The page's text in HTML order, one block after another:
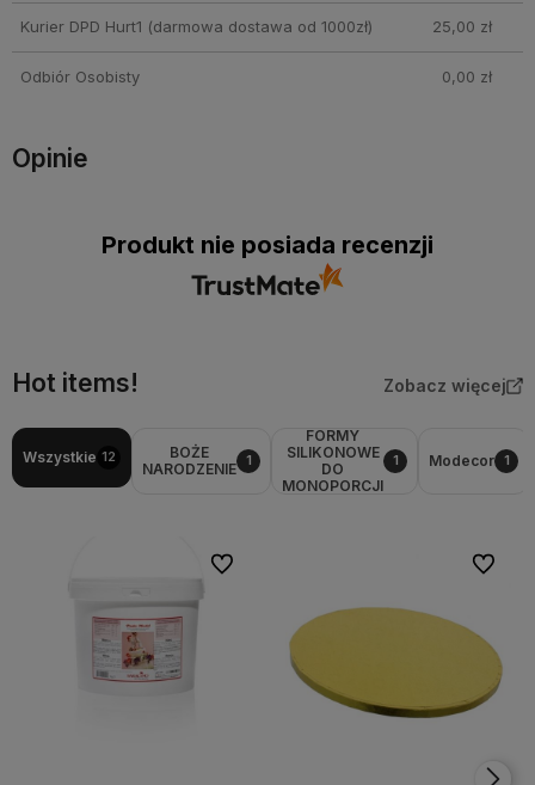
Kurier DPD Hurt1 (darmowa dostawa od 1000zł) 25,00 zł
Odbiór Osobisty 0,00 zł
Opinie
Produkt nie posiada recenzji
Hot items! Zobacz więcej
Wszystkie 12
BOŻE
NARODZENIE 1
FORMY
SILIKONOWE
DO
MONOPORCJI
1 Modecor 1
Do ulubionych Do